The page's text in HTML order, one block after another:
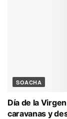
SOACHA
Día de la
caravanas y